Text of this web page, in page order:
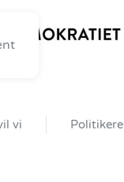
vi Politikere